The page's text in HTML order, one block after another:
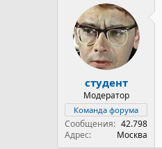
студент
Модератор
Команда форума
Сообщения
42.798
Адрес
Москва